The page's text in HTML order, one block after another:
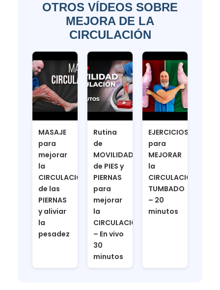
OTROS VÍDEOS SOBRE
MEJORA DE LA
CIRCULACIÓN
MASAJE
para
mejorar
la
CIRCULACION
de las
PIERNAS
y aliviar
la
pesadez
Rutina
de
MOVILIDAD
de PIES y
PIERNAS
para
mejorar
la
CIRCULACIÓN
– En vivo
30
minutos
EJERCICIOS
para
MEJORAR
la
CIRCULACION
TUMBADO
– 20
minutos